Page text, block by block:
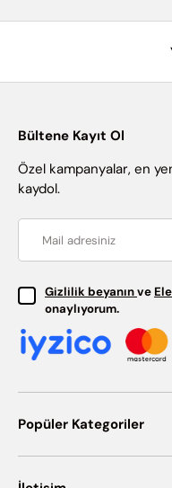
Bültene Kayıt Ol
Özel kampanyalar, en
kaydol.
Gizlilik beyanınve
onaylıyorum.
Popüler Kategoriler